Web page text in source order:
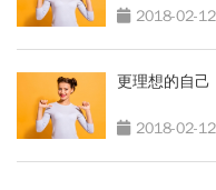
2018-02-12
更理想的自己
2018-02-12